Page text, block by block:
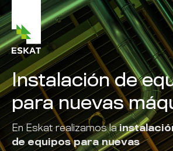
Instalación de
para nuevas
En Eskat realizamos la
de equipos para nuevas